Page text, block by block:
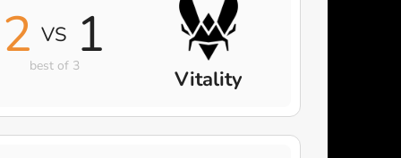
2 VS 1
best of 3 Vitality